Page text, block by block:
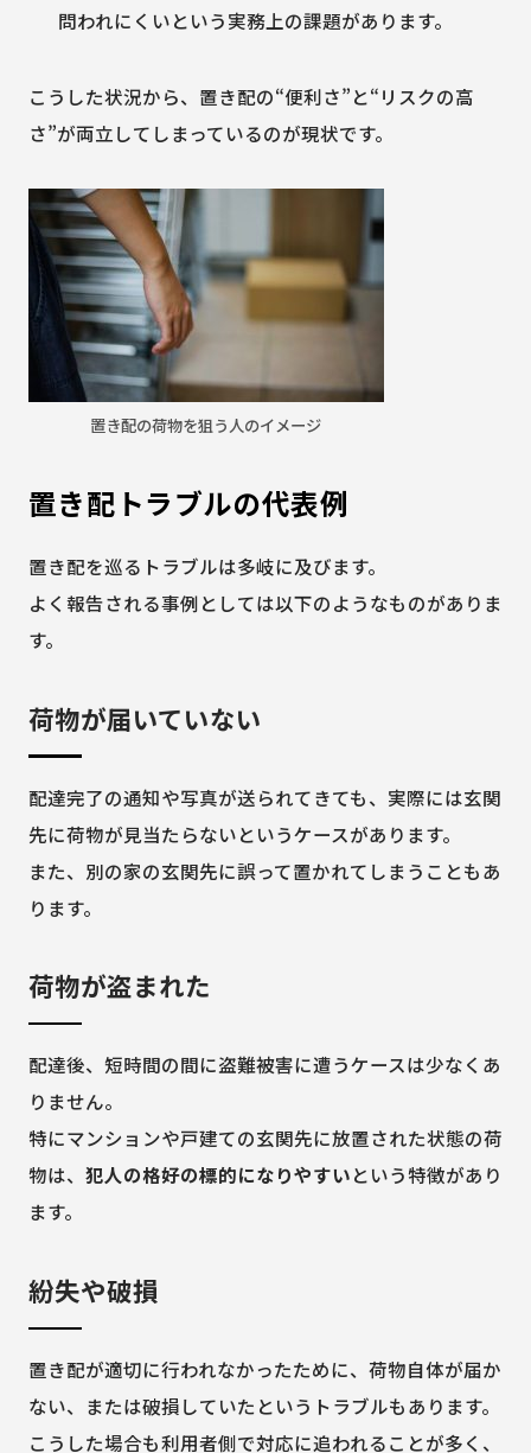
問われにくいという実務上の課題があります。
こうした状況から、置き配の“便利さ”と“リスクの高
さ”が両立してしまっているのが現状です。
置き配の荷物を狙う人のイメージ
置き配トラブルの代表例
置き配を巡るトラブルは多岐に及びます。
よく報告される事例としては以下のようなものがありま
す。
荷物が届いていない
配達完了の通知や写真が送られてきても、実際には玄関
先に荷物が見当たらないというケースがあります。
また、別の家の玄関先に誤って置かれてしまうこともあ
ります。
荷物が盗まれた
配達後、短時間の間に盗難被害に遭うケースは少なくあ
りません。
特にマンションや戸建ての玄関先に放置された状態の荷
物は、 犯人の格好の標的になりやすいという特徴があり
ます。
紛失や破損
置き配が適切に行われなかったために、荷物自体が届か
ない、または破損していたというトラブルもあります。
こうした場合も利用者側で対応に追われることが多く、